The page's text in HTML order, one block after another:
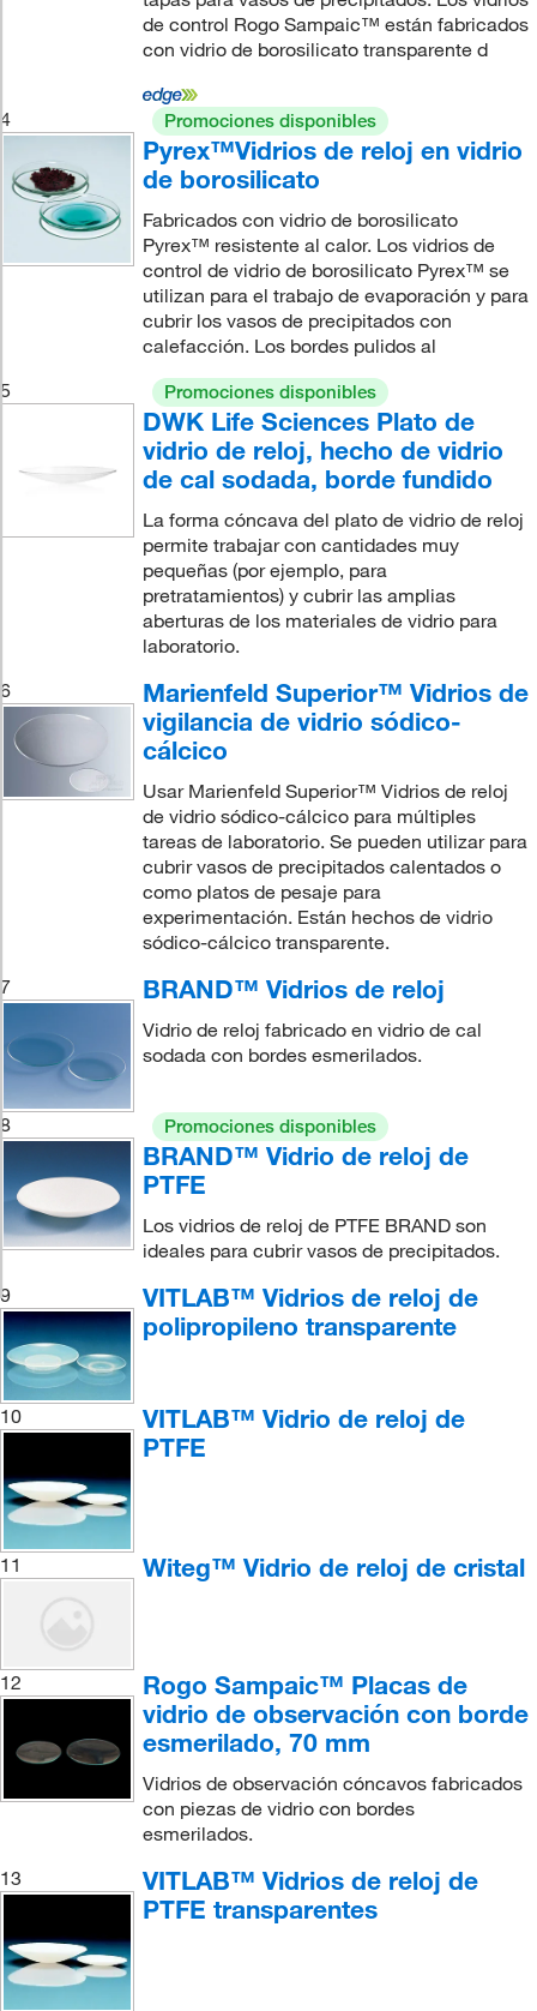
de control Rogo Sampaic™ están fabricados
con vidrio de borosilicato transparente d
4 Promociones disponibles
Pyrex™Vidrios de reloj en vidrio
de borosilicato
Fabricados con vidrio de borosilicato
Pyrex™ resistente al calor. Los vidrios de
control de vidrio de borosilicato Pyrex™ se
utilizan para el trabajo de evaporación y para
cubrir los vasos de precipitados con
calefacción. Los bordes pulidos al
5
Promociones disponibles
DWK Life Sciences Plato de
vidrio de reloj, hecho de vidrio
de cal sodada, borde fundido
La forma cóncava del plato de vidrio de reloj
permite trabajar con cantidades muy
pequeñas (por ejemplo, para
pretratamientos) y cubrir las amplias
aberturas de los materiales de vidrio para
laboratorio.
6
Marienfeld Superior™ Vidrios de
vigilancia de vidrio sódico-
cálcico
Usar Marienfeld Superior™ Vidrios de reloj
de vidrio sódico-cálcico para múltiples
tareas de laboratorio. Se pueden utilizar para
cubrir vasos de precipitados calentados o
como platos de pesaje para
experimentación. Están hechos de vidrio
sódico-cálcico transparente.
7
BRAND™ Vidrios de reloj
Vidrio de reloj fabricado en vidrio de cal
sodada con bordes esmerilados.
8 Promociones disponibles
BRAND™ Vidrio de reloj de
PTFE
Los vidrios de reloj de PTFE BRAND son
ideales para cubrir vasos de precipitados.
9
VITLAB™ Vidrios de reloj de
polipropileno transparente
10
VITLAB™ Vidrio de reloj de
PTFE
11 Witeg™ Vidrio de reloj de cristal
12
Rogo Sampaic™ Placas de
vidrio de observación con borde
esmerilado, 70 mm
Vidrios de observación cóncavos fabricados
con piezas de vidrio con bordes
esmerilados.
13
VITLAB™ Vidrios de reloj de
PTFE transparentes